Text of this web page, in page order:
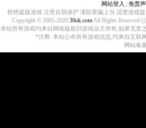
网站登入
免责
拒绝盗版游戏 注意自我保护 谨防受骗上当 适度游戏
Copyright © 2005-2020 30ok.comAll Rights Reserved
本站所有游戏均来自网络版权归游戏业主所有,如果无意
*注释: 本站公布所有游戏信息,均来自互联
网站备